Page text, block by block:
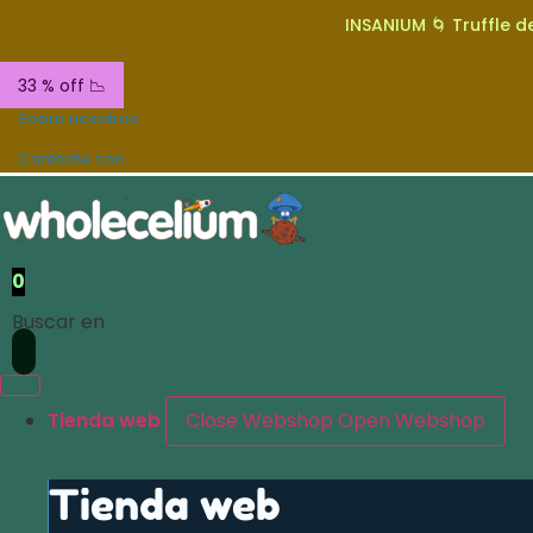
INSANIUM 🌀 Truffle
33 % off 📉
Sobre nosotros
Contacte con
0
Buscar en
Tienda web Close Webshop Open Webshop
Tienda web